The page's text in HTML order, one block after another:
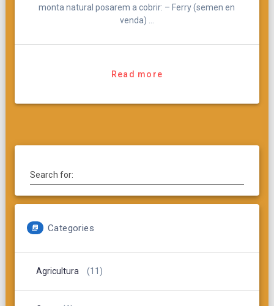
monta natural posarem a cobrir: – Ferry (semen en
venda) …
Read more
Search for:
Categories
Agricultura (11)